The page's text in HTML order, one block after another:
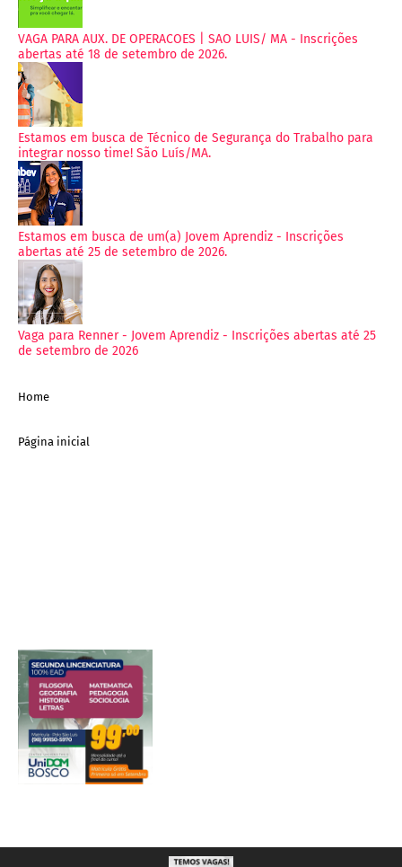
VAGA PARA AUX. DE OPERACOES | SAO LUIS/ MA - Inscrições
abertas até 18 de setembro de 2026.
Estamos em busca de Técnico de Segurança do Trabalho para
integrar nosso time! São Luís/MA.
Estamos em busca de um(a) Jovem Aprendiz - Inscrições
abertas até 25 de setembro de 2026.
Vaga para Renner - Jovem Aprendiz - Inscrições abertas até 25
de setembro de 2026
Home
Página inicial